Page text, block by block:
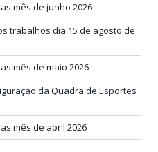
mês de junho 2026
trabalhos dia 15 de agosto de
mês de maio 2026
da Quadra de Esportes
mês de abril 2026